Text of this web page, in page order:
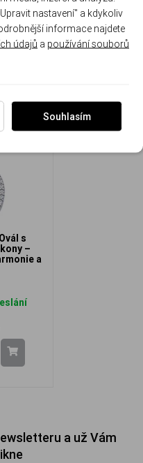
s
–
a
a už Vám
nastavení" a kdykoliv
informace najdete
údajů a používání souborů
Souhlasím